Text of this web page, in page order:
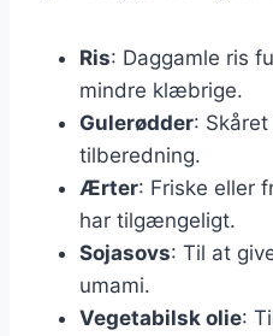
Ris: Daggamle ris
mindre klæbrige.
Gulerødder:
tilberedning.
Ærter: Friske eller
har tilgængeligt.
Sojasovs: Til at
umami.
Vegetabilsk olie: